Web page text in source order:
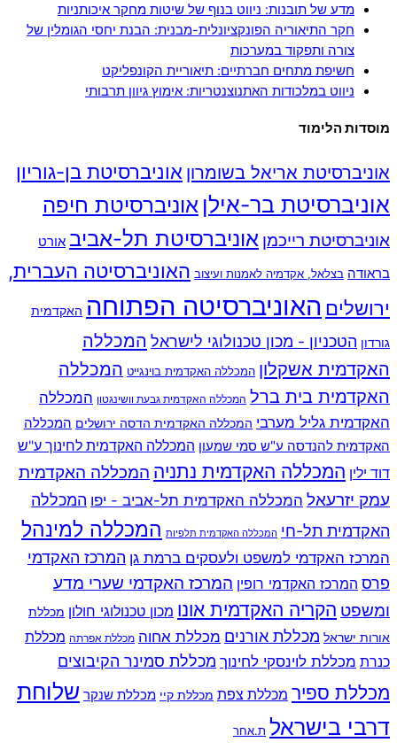
מדע של תובנות: ניווט בנוף של שיטות מחקר איכותניות
חקר התיאוריה הפונקציונלית-מבנית: הבנת יחסי הגומלין של
צורה ותפקוד במערכות
חשיפת מתחים חברתיים: תיאוריית הקונפליקט
ניווט במלכודות האתנוצנטריות: אימוץ גיוון תרבותי
מוסדות הלימוד
אוניברסיטת אריאל בשומרון אוניברסיטת בן-גוריון
אוניברסיטת בר-אילן אוניברסיטת חיפה
אוניברסיטת רייכמן אוניברסיטת תל-אביב אורט
בראודה בצלאל, אקדמיה לאמנות ועיצוב האוניברסיטה העברית,
ירושלים האוניברסיטה הפתוחה האקדמית
גורדון הטכניון - מכון טכנולוגי לישראל המכללה
האקדמית אשקלון המכללה האקדמית בוינגייט המכללה
האקדמית בית ברל המכללה האקדמית גבעת וושינגטון המכללה
האקדמית גליל מערבי המכללה האקדמית הדסה ירושלים המכללה
האקדמית להנדסה ע"ש סמי שמעון המכללה האקדמית לחינוך ע"ש
דוד ילין המכללה האקדמית נתניה המכללה האקדמית
עמק יזרעאל המכללה האקדמית תל-אביב - יפו המכללה
האקדמית תל-חי המכללה האקדמית תלפיות המכללה למינהל
המרכז האקדמי למשפט ולעסקים ברמת גן המרכז האקדמי
פרס המרכז האקדמי רופין המרכז האקדמי שערי מדע
ומשפט הקריה האקדמית אונו מכון טכנולוגי חולון מכללת
אורות ישראל מכללת אורנים מכללת אחוה מכללת אפרתה מכללת
כנרת מכללת לוינסקי לחינוך מכללת סמינר הקיבוצים
מכללת ספיר מכללת צפת מכללת קיי מכללת שנקר שלוחת
דרבי בישראל ת.אחר